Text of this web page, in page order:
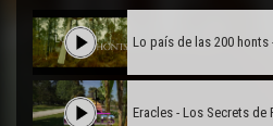
Lo país de las 200 honts
Eracles - Los Secrets de